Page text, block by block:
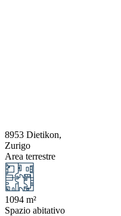
8953 Dietikon,
Zurigo
Area terrestre
1094 m²
Spazio abitativo